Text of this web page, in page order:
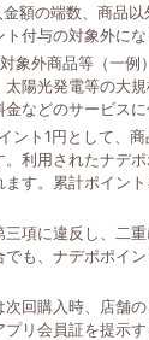
額の端数、商品以
付与の対象外にな
象外商品等（一
太陽光発電等の大
などのサービス
ント1円として、
利用されたナデ
ます。累計ポイン
項に違反し、二
も、ナデポポイ
回購入時、店舗
リ会員証を提示